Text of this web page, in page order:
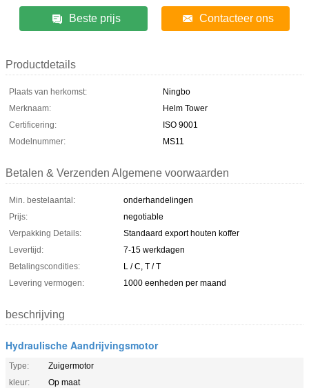
Beste prijs Contacteer ons
Productdetails
Plaats van herkomst:
Ningbo
Merknaam:
Helm Tower
Certificering:
ISO 9001
Modelnummer:
MS11
Betalen & Verzenden Algemene voorwaarden
Min. bestelaantal:
onderhandelingen
Prijs:
negotiable
Verpakking Details:
Standaard export houten koffer
Levertijd:
7-15 werkdagen
Betalingscondities:
L / C, T / T
Levering vermogen:
1000 eenheden per maand
beschrijving
Hydraulische Aandrijvingsmotor
Type:
Zuigermotor
kleur:
Op maat